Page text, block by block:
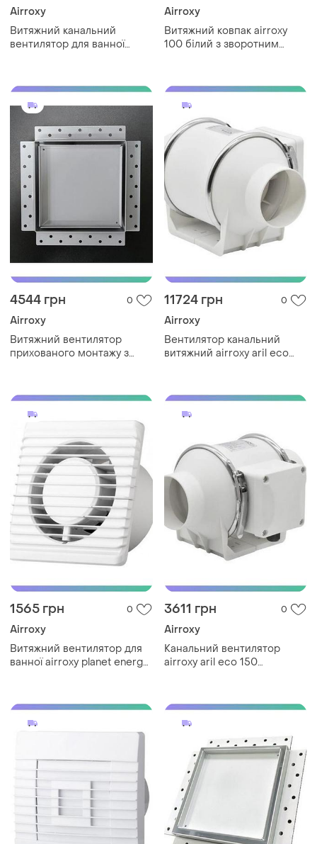
Airroxy
Витяжний канальний
вентилятор для ванної
sku_01-149
Airroxy
Витяжний ковпак airroxy
100 білий з зворотним
4544 грн 0
Airroxy
Витяжний вентилятор
прихованого монтажу з
sku_125 ts grey
11724 грн 0
Airroxy
Вентилятор канальний
витяжний airroxy aril eco
sku_01-317
1565 грн 0
Airroxy
Витяжний вентилятор для
ванної airroxy planet energy
sku_01-097
3611 грн 0
Airroxy
Канальний вентилятор
airroxy aril eco 150